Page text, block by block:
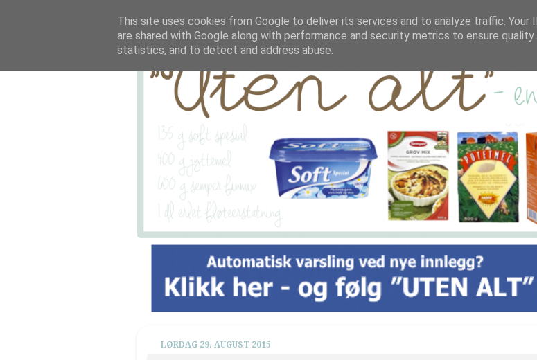
LØRDAG 29. AUGUST 2015
This site uses cookies from Google to deliver its services and to analyze traffic. Your
are shared with Google along with performance and security metrics to ensure
statistics, and to detect and address abuse.